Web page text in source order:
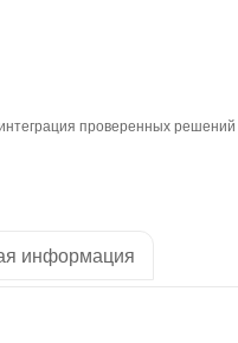
проверенных решений
информация